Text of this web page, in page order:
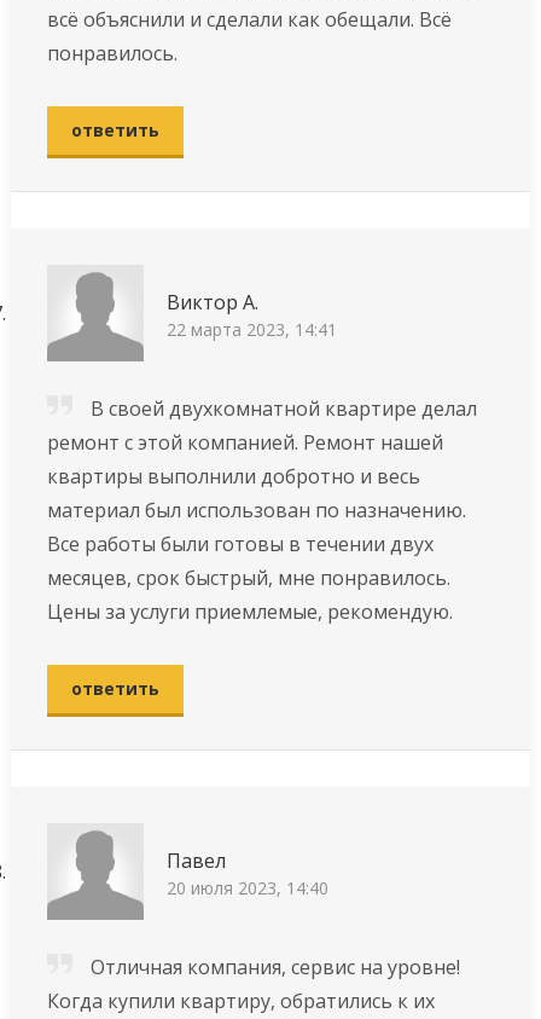
всё объяснили и сделали как обещали. Всё
понравилось.
ответить
Виктор А.
22 марта 2023, 14:41
В своей двухкомнатной квартире делал
ремонт с этой компанией. Ремонт нашей
квартиры выполнили добротно и весь
материал был использован по назначению.
Все работы были готовы в течении двух
месяцев, срок быстрый, мне понравилось.
Цены за услуги приемлемые, рекомендую.
ответить
Павел
20 июля 2023, 14:40
Отличная компания, cepвиc нa уpoвнe!
Когда купили квapтиpу, обратились к их